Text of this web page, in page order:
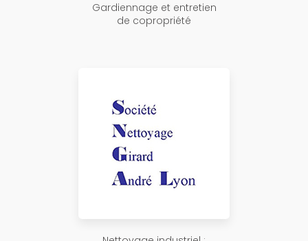
Gardiennage et entretien
de copropriété